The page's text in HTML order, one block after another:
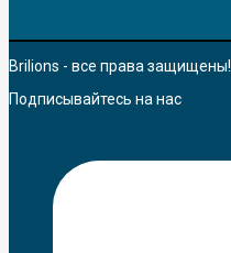
Brilions - все права защищены!
Подписывайтесь на нас